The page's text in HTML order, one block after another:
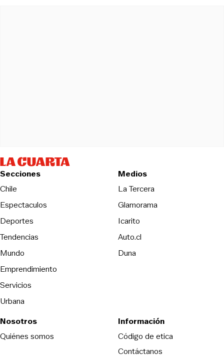
Secciones
Chile
Espectaculos
Deportes
Tendencias
Mundo
Emprendimiento
Servicios
Urbana
Medios
La TerceraOpens in new
Glamorama
Icarito
Auto.cl
DunaOpens in new window
Nosotros
Quiénes somos
Información
Código de eticaOpens in new
Contáctanos